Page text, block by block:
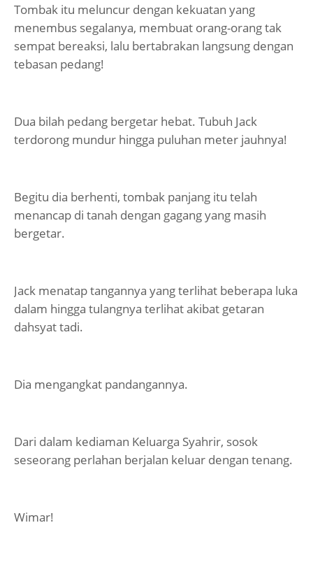
Tombak itu meluncur dengan kekuatan yang
menembus segalanya, membuat orang-orang tak
sempat bereaksi, lalu bertabrakan langsung dengan
tebasan pedang!
Dua bilah pedang bergetar hebat. Tubuh Jack
terdorong mundur hingga puluhan meter jauhnya!
Begitu dia berhenti, tombak panjang itu telah
menancap di tanah dengan gagang yang masih
bergetar.
Jack menatap tangannya yang terlihat beberapa luka
dalam hingga tulangnya terlihat akibat getaran
dahsyat tadi.
Dia mengangkat pandangannya.
Dari dalam kediaman Keluarga Syahrir, sosok
seseorang perlahan berjalan keluar dengan tenang.
Wimar!